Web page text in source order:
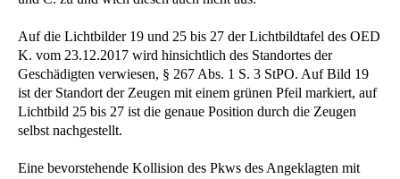
Auf die Lichtbilder 19 und 25 bis 27 der Lichtbildtafel des OED
K. vom 23.12.2017 wird hinsichtlich des Standortes der
Geschädigten verwiesen, § 267 Abs. 1 S. 3 StPO. Auf Bild 19
ist der Standort der Zeugen mit einem grünen Pfeil markiert, auf
Lichtbild 25 bis 27 ist die genaue Position durch die Zeugen
selbst nachgestellt.
Eine bevorstehende Kollision des Pkws des Angeklagten mit